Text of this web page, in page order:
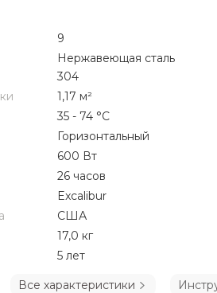
9
Нержавеющая сталь
304
1,17 м²
35 - 74 °C
Горизонтальный
600 Вт
26 часов
Excalibur
США
17,0 кг
5 лет
Все характеристики